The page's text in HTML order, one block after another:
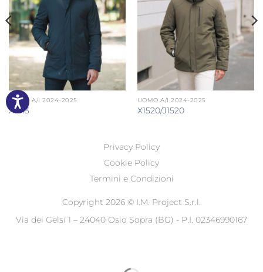
UOMO A/I 2024-2025
X1513
UOMO A/I 2024-2025
X1520/J1520
Privacy Policy
Cookie Policy
Termini e Condizioni
Copyright 2026 © I.M. Project S.r.l.
Via dei Gelsi 1 – 24040 Osio Sopra (BG) - P.I. 02346990167